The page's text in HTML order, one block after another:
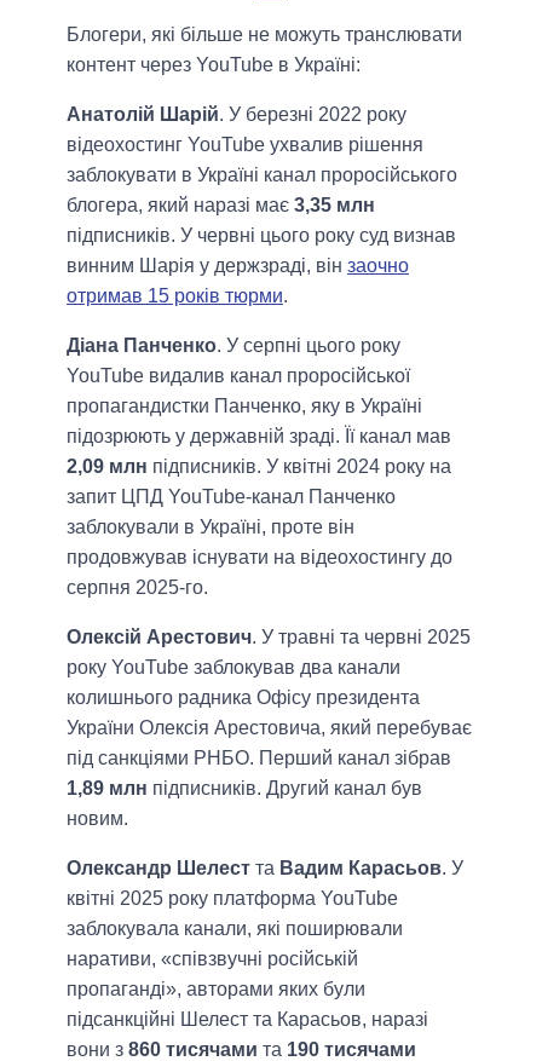
Блогери, які більше не можуть транслювати
контент через YouTube в Україні:
Анатолій Шарій. У березні 2022 року
відеохостинг YouTube ухвалив рішення
заблокувати в Україні канал проросійського
блогера, який наразі має 3,35 млн
підписників. У червні цього року суд визнав
винним Шарія у держзраді, він заочно
отримав 15 років тюрми.
Діана Панченко. У серпні цього року
YouTube видалив канал проросійської
пропагандистки Панченко, яку в Україні
підозрюють у державній зраді. Її канал мав
2,09 млн підписників. У квітні 2024 року на
запит ЦПД YouTube-канал Панченко
заблокували в Україні, проте він
продовжував існувати на відеохостингу до
серпня 2025-го.
Олексій Арестович. У травні та червні 2025
року YouTube заблокував два канали
колишнього радника Офісу президента
України Олексія Арестовича, який перебуває
під санкціями РНБО. Перший канал зібрав
1,89 млн підписників. Другий канал був
новим.
Олександр Шелест та Вадим Карасьов. У
квітні 2025 року платформа YouTube
заблокувала канали, які поширювали
наративи, «співзвучні російській
пропаганді», авторами яких були
підсанкційні Шелест та Карасьов, наразі
вони з 860 тисячами та 190 тисячами